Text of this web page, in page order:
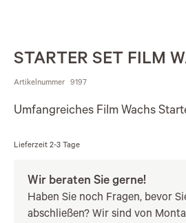
STARTER SET FILM
Artikelnummer 9197
Umfangreiches Film Wachs
Lieferzeit 2-3 Tage
Wir beraten Sie gerne!
Haben Sie noch Fragen, bevor
abschließen? Wir sind von